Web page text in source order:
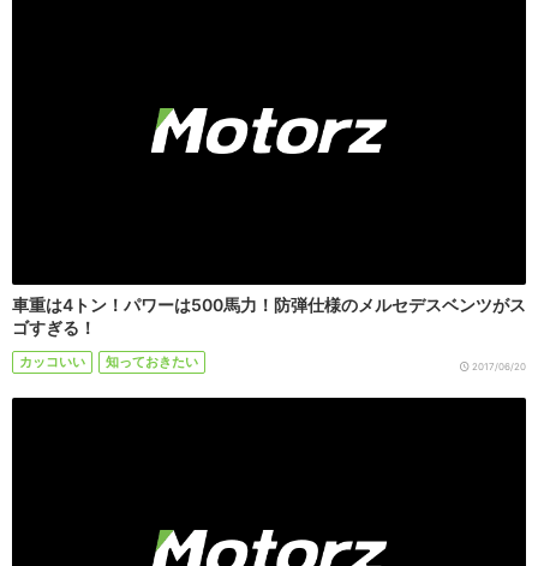
車重は4トン！パワーは500馬力！防弾仕様のメルセデスベンツがス
ゴすぎる！
カッコいい 知っておきたい 2017/06/20